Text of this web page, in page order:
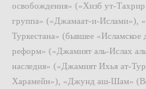
освобождения» («Хизб ут-
группа» («Джамаат-и-Ислами»),
Туркестана» (бывшее
реформ» («Джамият аль-Ислах
наследия» («Джамият Ихья ат-
Харамейн»), «Джунд аш-Шам»